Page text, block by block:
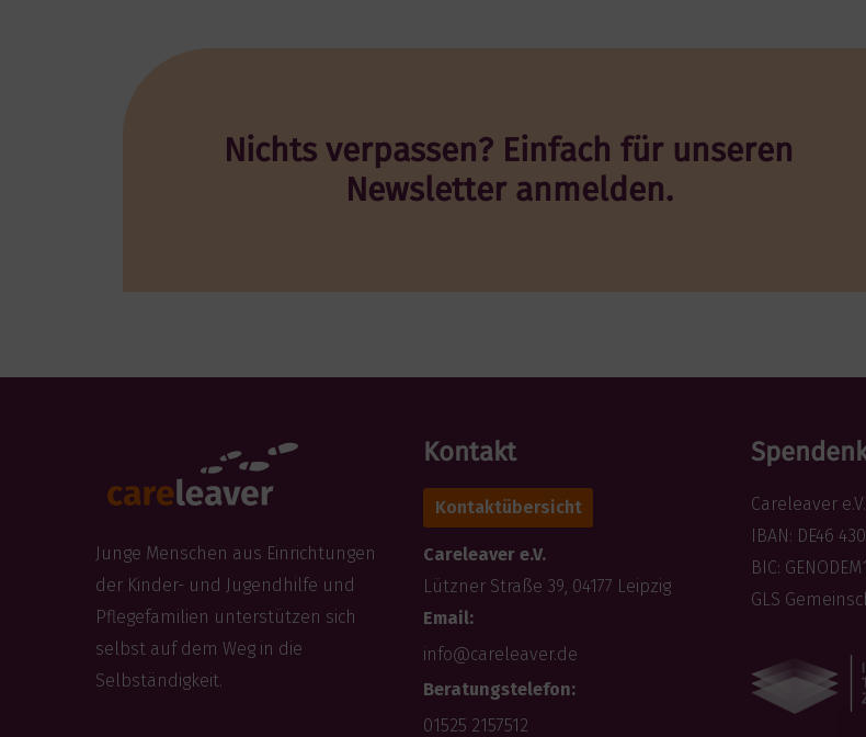
Nichts verpassen? Einfach für unseren
Newsletter anmelden.
Junge Menschen aus Einrichtungen
der Kinder- und Jugendhilfe und
Pflegefamilien unterstützen sich
selbst auf dem Weg in die
Selbständigkeit.
Kontakt
Kontaktübersicht
Careleaver e.V.
Lützner Straße 39, 04177 Leipzig
Email:
info@careleaver.de
Beratungstelefon:
01525 2157512
Careleaver e.V.
IBAN: DE46
BIC:
GLS